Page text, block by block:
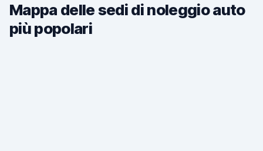
Mappa delle sedi di noleggio auto
più popolari